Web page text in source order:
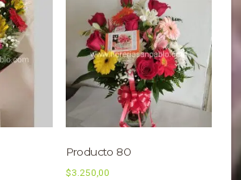
Producto 80
$3.250,00